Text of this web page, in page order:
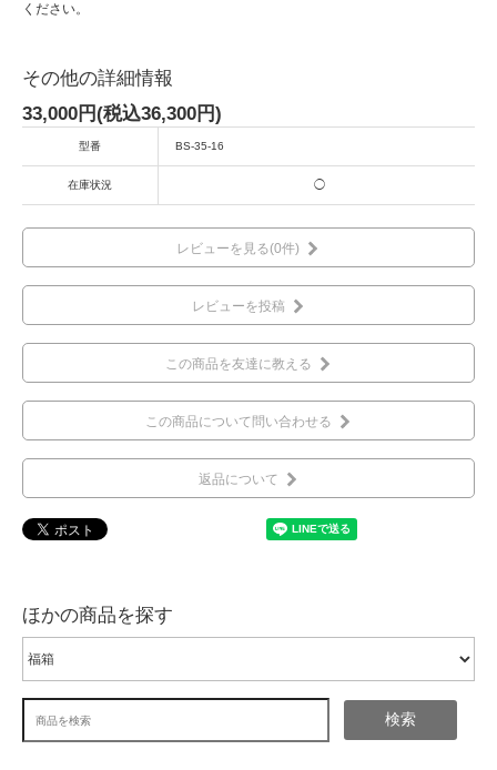
ください。
その他の詳細情報
33,000円(税込36,300円)
型番 BS-35-16
在庫状況 ◯
レビューを見る(0件)
レビューを投稿
この商品を友達に教える
この商品について問い合わせる
返品について
ほかの商品を探す
検索